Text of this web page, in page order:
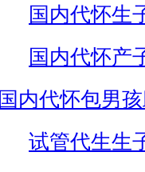
国内代怀生
国内代怀产
国内代怀包男
试管代生生